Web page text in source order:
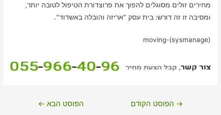
מחירים זולים מסוגלים להפוך את פרוצדורת הטיפול לטובה יותר,
ומסיבה זו זה דורש: בית עסק "אריזה והובלה באשדוד".
moving-(sysmanage)
ניווט→ הפוסט הקודם הפוסט הבא ←